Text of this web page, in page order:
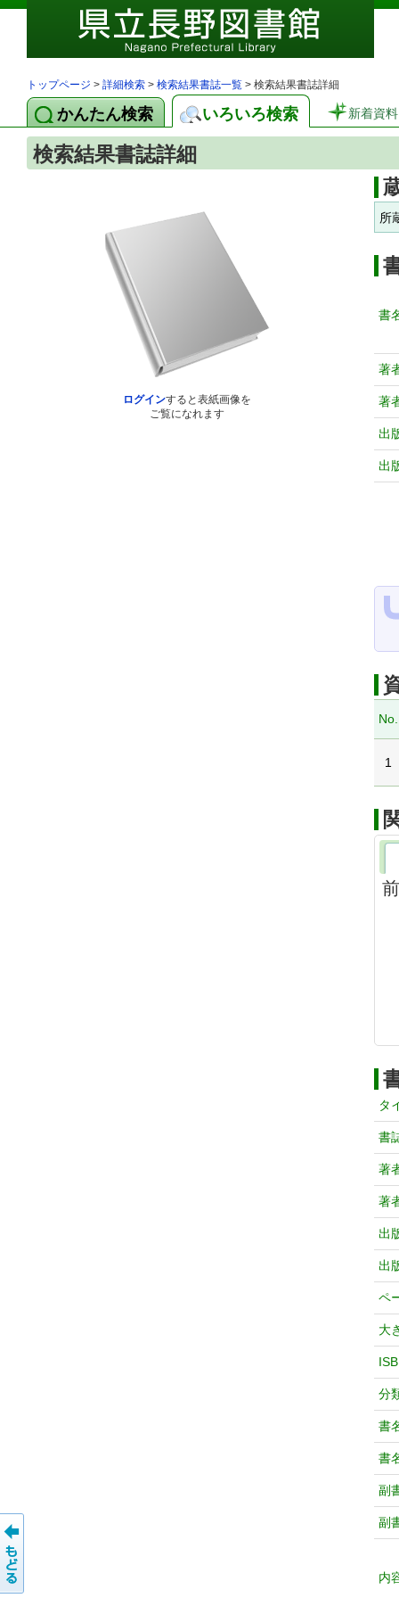
トップページ > 詳細検索 > 検索結果書誌一覧 > 検索結果書誌詳細
かんたん検索 いろいろ検索 新着資料
検索結果書誌詳細
ログインすると表紙画像を
ご覧になれます
所
書
著
著
出
出
No.
1
タ
書
著
著
出
出
ペ
大
分
書
書
副
副
内